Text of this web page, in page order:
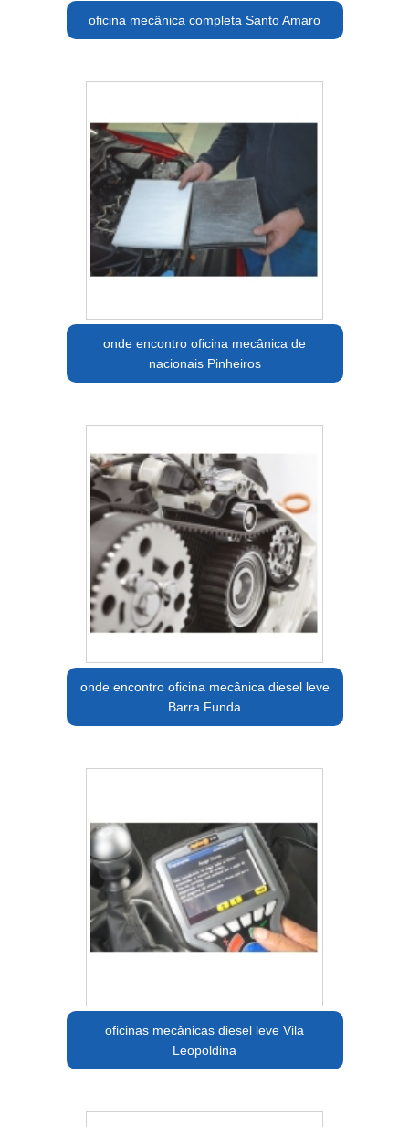
oficina mecânica completa Santo Amaro
onde encontro oficina mecânica de
nacionais Pinheiros
onde encontro oficina mecânica diesel leve
Barra Funda
oficinas mecânicas diesel leve Vila
Leopoldina